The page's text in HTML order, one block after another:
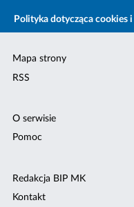
Polityka dotycząca cookies
Mapa strony
RSS
O serwisie
Pomoc
Redakcja BIP MK
Kontakt